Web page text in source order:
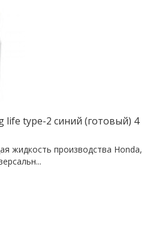
life type-2 синий (готовый) 4
жидкость производства Honda,